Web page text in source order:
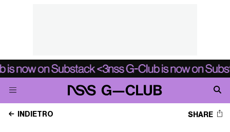
INDIETRO SHARE